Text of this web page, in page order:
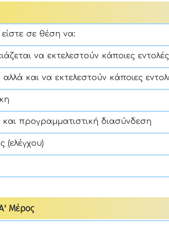
σε θέση να:
να εκτελεστούν κάποιες εντολές
και να εκτελεστούν κάποιες
προγραμματιστική διασύνδεση
(ελέγχου)
Μέρος